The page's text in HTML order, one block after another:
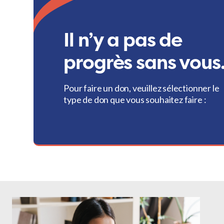
Il n’y a pas de
progrès sans
Pour faire un don, veuillez sélectionner le
type de don que vous souhaitez faire :